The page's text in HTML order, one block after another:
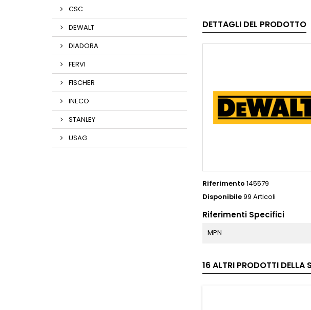
CSC
DEWALT
DIADORA
FERVI
FISCHER
INECO
STANLEY
USAG
DETTAGLI DEL PRODOTTO
Riferimento 145579
Disponibile99 Articoli
Riferimenti Specifici
MPN
16 ALTRI PRODOTTI DELLA